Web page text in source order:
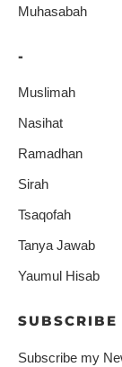
Muhasabah
-
Muslimah
Nasihat
Ramadhan
Sirah
Tsaqofah
Tanya Jawab
Yaumul Hisab
SUBSCRIBE
Subscribe my